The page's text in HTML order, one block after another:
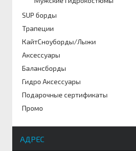
SUP борды
Трапеции
КайтСноуборды/Лыжи
Аксессуары
Балансборды
Гидро Аксессуары
Подарочные сертификаты
Промо
АДРЕС